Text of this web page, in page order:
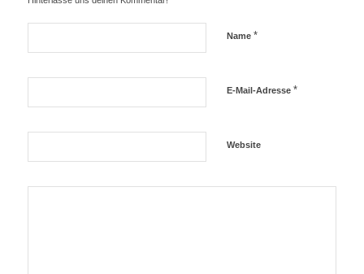
Name *
E-Mail-Adresse *
Website